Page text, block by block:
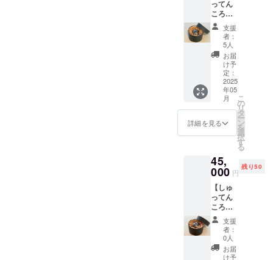
い。こうし
た状況が重
なり、都会
への一極集
中、地方の
過疎化が進
行している
のが日本の
現状です。
前に地元の
魅力に気付
いてもらえ
れば、上京
したとして
も、また地
方に戻って
でご購
入いた
だくこ
とも可
能で
す。
（黒・
金銀）
・サイ
（約）
：直径
70mm×
（約）
：60g
・容量
（約）
：
70ml ・
材
質
：ス
テンレ
ス ・仕
ってん
ころり
ん（彫
金入
り）
２様
用】(消
費税・
送料込
み) ​・柄
は４種
から２
つ希望
する柄
をお選
だけま
す。 ​２
つとも
同じ柄
でご購
入いた
だくこ
とも可
能で
す。
（バテ
支援
者：
5人
お届
け予
定：
2025
年05
月
詳細を見る
こ
の
リ
タ
ー
ン
を
選
択
す
る
45,
000 円
残り50
【しゅ
ってん
ころり
ん（彫
金入
り）
３様
用】(消
支援
者：
0人
お届
け予